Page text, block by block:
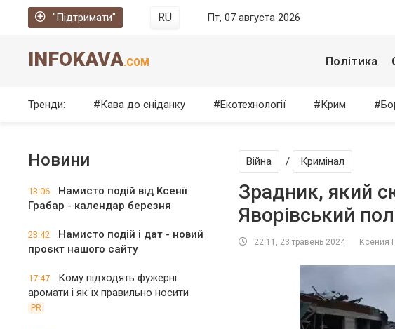
"Підтримати" RU Пт, 07 августа 2026
INFOKAVA.COM Політика
Тренди: Кава до сніданку Екотехнології Крим
Новини
13:06
Намисто подій від Ксенії
Грабар - календар березня
23:42
Намисто подій і дат - новий
проєкт нашого сайту
17:47
Кому підходять фужерні
аромати і як їх правильно носити
PR
Війна / Кримінал
Зрадник, який
Яворівський
22:11, 23 травень 2024 Ксения